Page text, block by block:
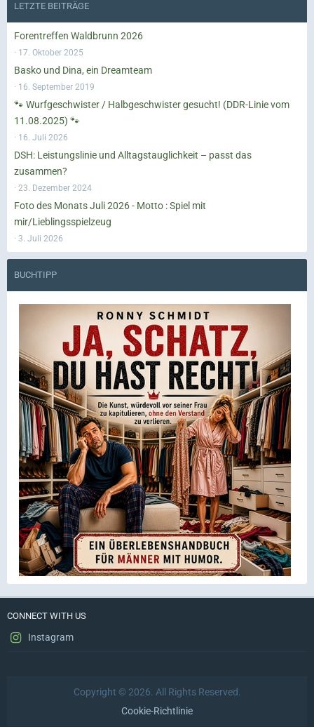
LETZTE BEITRÄGE
Forentreffen Waldbrunn 2026
17. Oktober 2025
Basko und Dina, ein Dreamteam
16. September 2019
🐾 Wurfgeschwister / Halbgeschwister gesucht! (DDR-Linie vom
11.08.2025) 🐾
16. Juli 2026
DSH: Leistungslinie und Alltagstauglichkeit – passt das
zusammen?
23. Dezember 2024
Foto des Monats Juli 2026 - Motto : Spiel mit
mir/Lieblingsspielzeug
3. Juli 2026
BUCHTIPP
CONNECT WITH US
Instagram
Copyright © 2026. All Rights Reserved.
Cookie-Richtlinie